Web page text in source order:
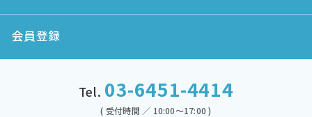
会員登録
Tel. 03-6451-4414
( 受付時間 ／ 10:00～17:00 )